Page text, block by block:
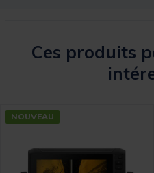
Ces produits
NOUVEAU